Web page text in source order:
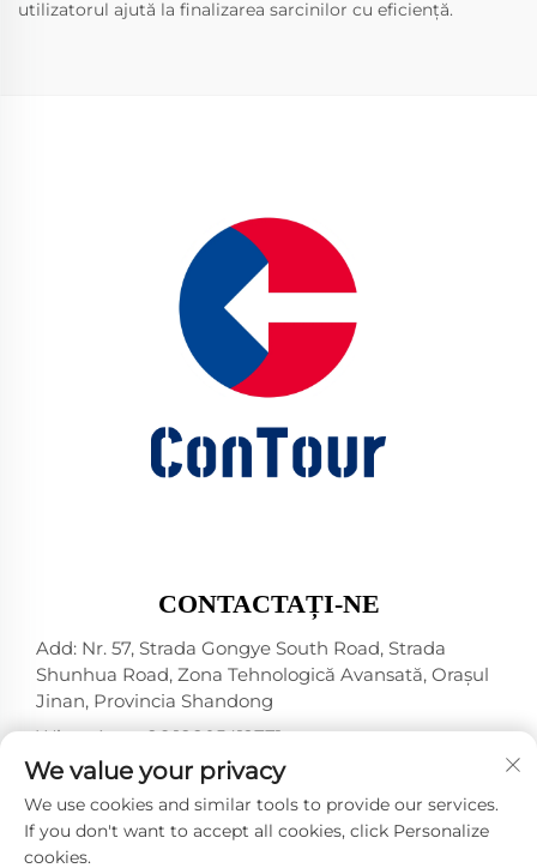
utilizatorul ajută la finalizarea sarcinilor cu eficiență.
CONTACTAȚI-NE
Add: Nr. 57, Strada Gongye South Road, Strada
Shunhua Road, Zona Tehnologică Avansată, Orașul
Jinan, Provincia Shandong
WhatsApp:+86 18805412771
+1（314）5989651
E-mail:[email protected]
We value your privacy
We use cookies and similar tools to provide our services.
If you don't want to accept all cookies, click Personalize
cookies.